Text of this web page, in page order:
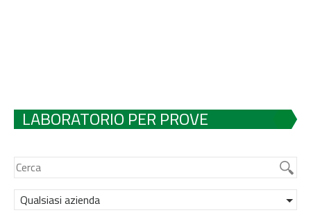
LABORATORIO PER PROVE
SULL’IDROGENO
Qualsiasi azienda